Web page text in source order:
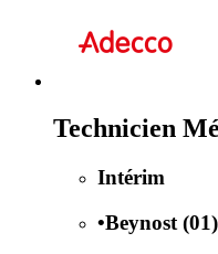
Technicien
Intérim
•Beynost (01)